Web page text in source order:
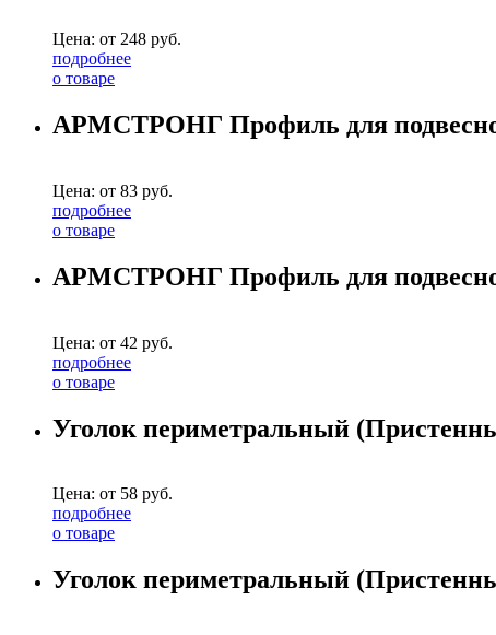
Цена: от 248 руб.
подробнее
о товаре
АРМСТРОНГ Профиль для
Цена: от 83 руб.
подробнее
о товаре
АРМСТРОНГ Профиль для
Цена: от 42 руб.
подробнее
о товаре
Уголок периметральный
Цена: от 58 руб.
подробнее
о товаре
Уголок периметральный